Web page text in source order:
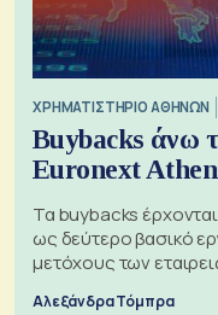
XΡΗΜΑΤΙΣΤΗΡΙΟ ΑΘΗΝΩΝ
Buybacks άνω
Euronext
Τα buybacks
ως δεύτερο βασικό
μετόχους των
Αλεξάνδρα Τόμπρα